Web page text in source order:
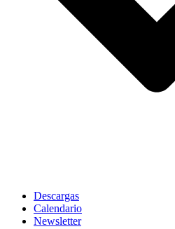
Descargas
Calendario
Newsletter